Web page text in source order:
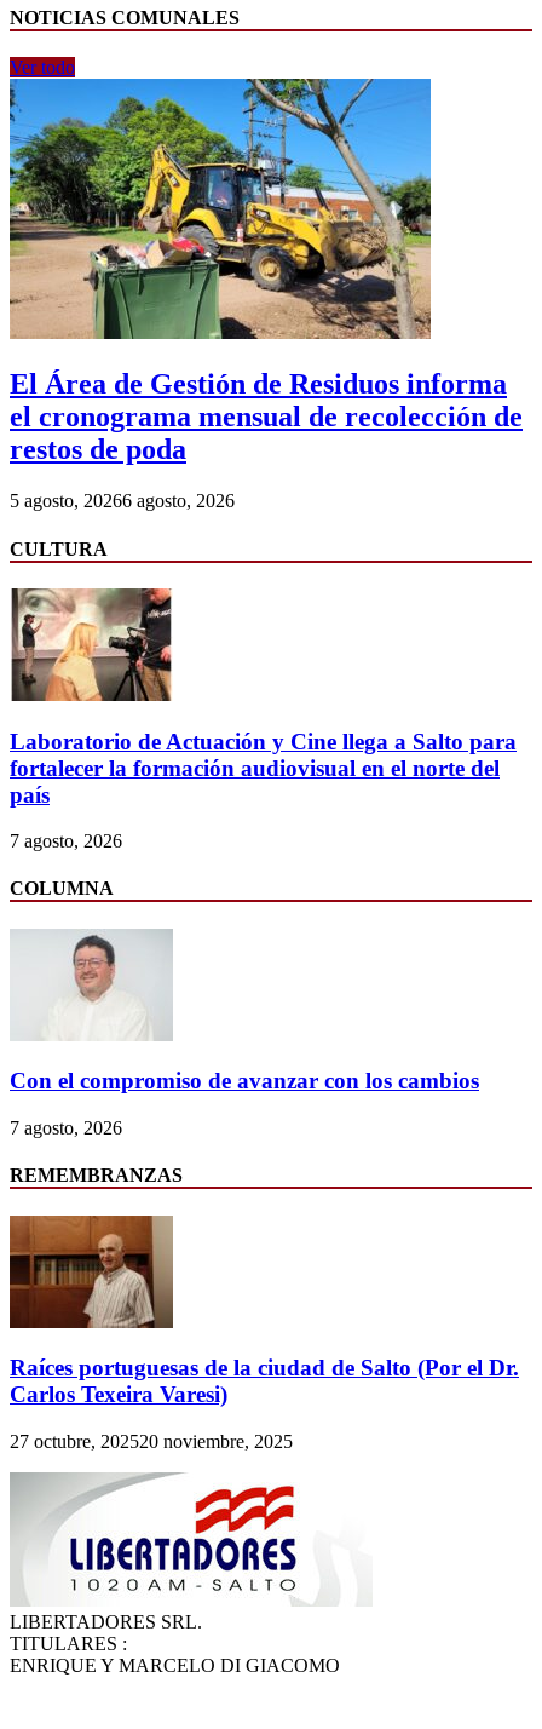
NOTICIAS COMUNALES
Ver todo
El Área de Gestión de Residuos informa
el cronograma mensual de recolección de
restos de poda
5 agosto, 20266 agosto, 2026
CULTURA
Laboratorio de Actuación y Cine llega a Salto para
fortalecer la formación audiovisual en el norte del
país
7 agosto, 2026
COLUMNA
Con el compromiso de avanzar con los cambios
7 agosto, 2026
REMEMBRANZAS
Raíces portuguesas de la ciudad de Salto (Por el Dr.
Carlos Texeira Varesi)
27 octubre, 202520 noviembre, 2025
LIBERTADORES SRL.
TITULARES :
ENRIQUE Y MARCELO DI GIACOMO